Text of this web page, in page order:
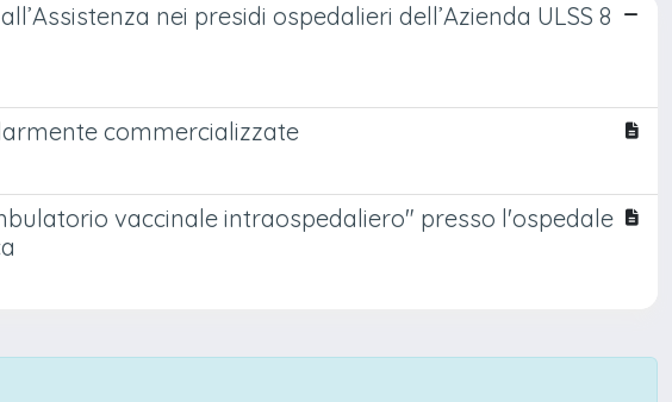
nei presidi ospedalieri dell’Azienda ULSS 8
commercializzate
vaccinale intraospedaliero" presso l'ospedale